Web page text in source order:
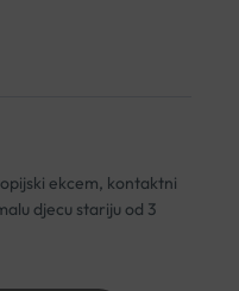
ekcem, kontaktni
djecu stariju od 3